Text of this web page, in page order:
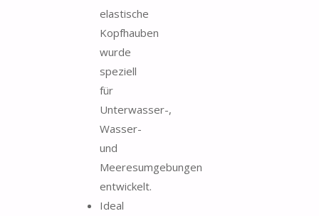
elastische
Kopfhauben
wurde
speziell
für
Unterwasser-,
Wasser-
und
Meeresumgebungen
entwickelt.
Ideal